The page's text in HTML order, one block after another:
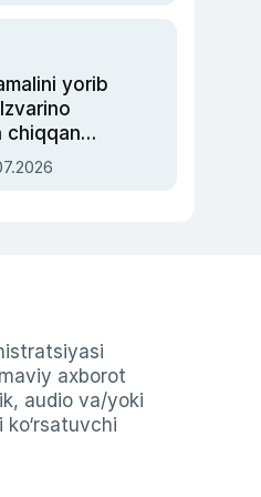
yorib
chiqqan
Ukraina
axborot
audio va/yoki